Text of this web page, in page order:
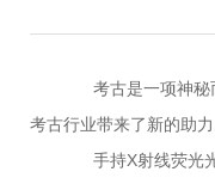
考古是一项神秘而
考古行业带来了新的助力
手持X射线荧光光